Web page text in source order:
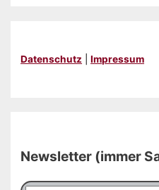
Datenschutz |Impressum
Newsletter (immer